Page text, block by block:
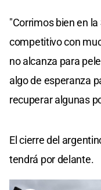
"Corrimos bien en la
competitivo con
no alcanza para
algo de esperanza
recuperar algunas
El cierre del
tendrá por delante.